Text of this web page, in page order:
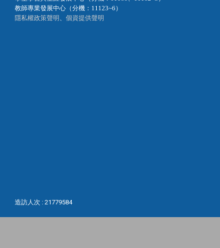
教師專業發展中心（分機：11123~6）
隱私權政策聲明 、 個資提供聲明
造訪人次 : 21779584